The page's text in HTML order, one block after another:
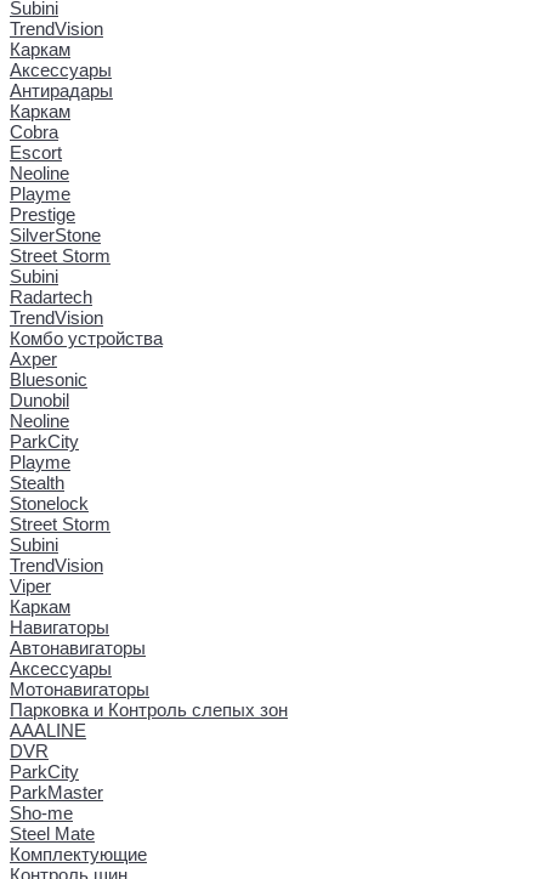
Subini
TrendVision
Каркам
Аксессуары
Антирадары
Каркам
Cobra
Escort
Neoline
Playme
Prestige
SilverStone
Street Storm
Subini
Radartech
TrendVision
Комбо устройства
Axper
Bluesonic
Dunobil
Neoline
ParkCity
Playme
Stealth
Stonelock
Street Storm
Subini
TrendVision
Viper
Каркам
Навигаторы
Автонавигаторы
Аксессуары
Мотонавигаторы
Парковка и Контроль слепых зон
AAALINE
DVR
ParkCity
ParkMaster
Sho-me
Steel Mate
Комплектующие
Контроль шин